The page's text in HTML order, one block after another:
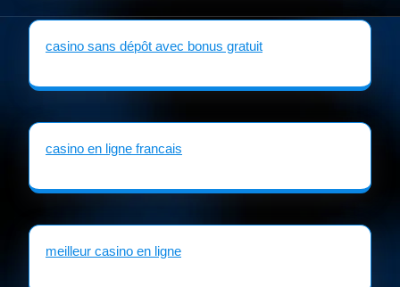
casino sans dépôt avec bonus gratuit
casino en ligne francais
meilleur casino en ligne